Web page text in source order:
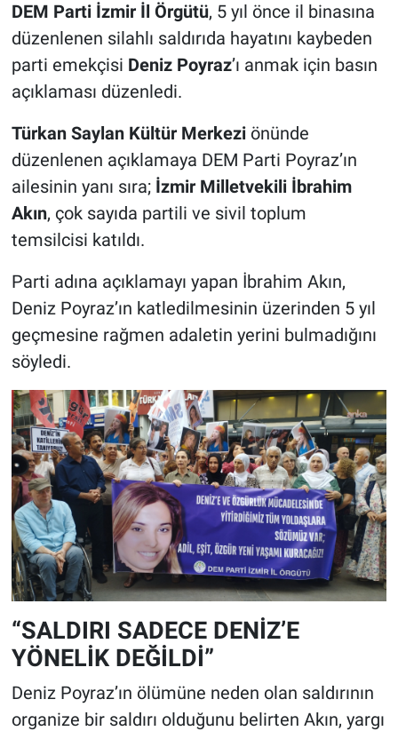
DEM Parti İzmir İl Örgütü, 5 yıl önce il binasına
düzenlenen silahlı saldırıda hayatını kaybeden
parti emekçisi Deniz Poyraz’ı anmak için basın
açıklaması düzenledi.
Türkan Saylan Kültür Merkeziönünde
düzenlenen açıklamaya DEM Parti Poyraz’ın
ailesinin yanı sıra; İzmir Milletvekili İbrahim
Akın, çok sayıda partili ve sivil toplum
temsilcisi katıldı.
Parti adına açıklamayı yapan İbrahim Akın,
Deniz Poyraz’ın katledilmesinin üzerinden 5 yıl
geçmesine rağmen adaletin yerini bulmadığını
söyledi.
“SALDIRI SADECE DENİZ’E
YÖNELİK DEĞİLDİ”
Deniz Poyraz’ın ölümüne neden olan saldırının
organize bir saldırı olduğunu belirten Akın, yargı